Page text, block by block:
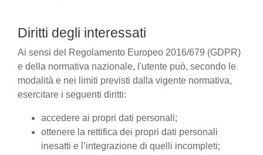
Diritti degli interessati
Ai sensi del Regolamento Europeo 2016/679 (GDPR)
e della normativa nazionale, l'utente può, secondo le
modalità e nei limiti previsti dalla vigente normativa,
esercitare i seguenti diritti:
accedere ai propri dati personali;
ottenere la rettifica dei propri dati personali
inesatti e l’integrazione di quelli incompleti;